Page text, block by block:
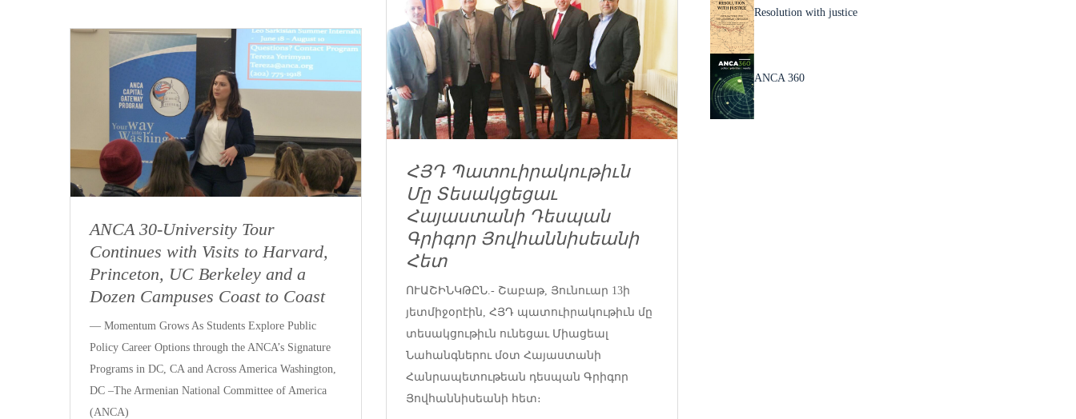
ՀՅԴ Պատուիրակութիւն
Մը Տեսակցեցաւ
Հայաստանի Դեսպան
Գրիգոր Յովհաննիսեանի
Հետ
ՈՒԱՇԻՆԿԹԸՆ.- Շաբաթ, Յունուար 13ի
յետմիջօրէին, ՀՅԴ պատուիրակութիւն մը
տեսակցութիւն ունեցաւ Միացեալ
Նահանգներու մօտ Հայաստանի
Հանրապետութեան դեսպան Գրիգոր
Յովհաննիսեանի հետ։
ANCA 30-University Tour
Continues with Visits to Harvard,
Princeton, UC Berkeley and a
Dozen Campuses Coast to Coast
— Momentum Grows As Students Explore Public
Policy Career Options through the ANCA’s Signature
Programs in DC, CA and Across America Washington,
DC –The Armenian National Committee of America
(ANCA)
Resolution with justice
ANCA 360